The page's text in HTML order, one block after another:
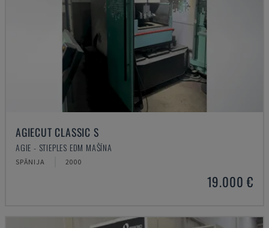
AGIECUT CLASSIC S
AGIE - STIEPLES EDM MAŠĪNA
SPĀNIJA 2000
19.000 €